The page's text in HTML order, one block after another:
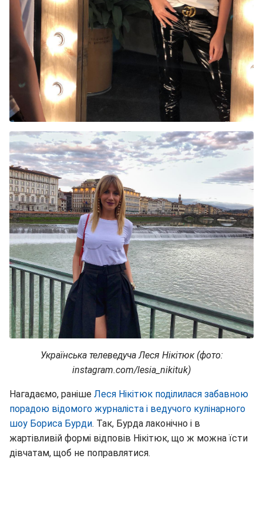
Українська телеведуча Леся Нікітюк (фото:
instagram.com/lesia_nikituk)
Нагадаємо, раніше Леся Нікітюк поділилася забавною
порадою відомого журналіста і ведучого кулінарного
шоу Бориса Бурди. Так, Бурда лаконічно і в
жартівливій формі відповів Нікітюк, що ж можна їсти
дівчатам, щоб не поправлятися.